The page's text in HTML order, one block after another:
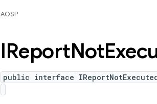
AOSP
IReportNot
public interface